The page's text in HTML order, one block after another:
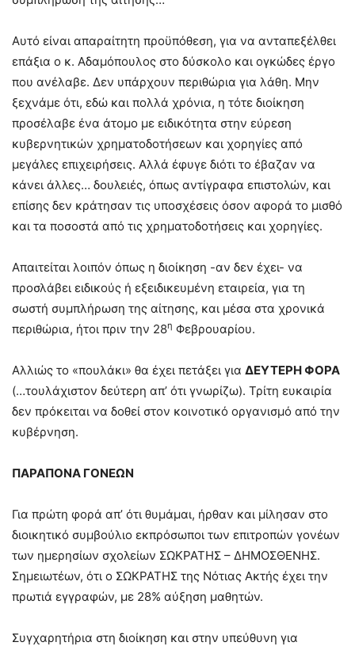
Αυτό είναι απαραίτητη προϋπόθεση, για να ανταπεξέλθει
επάξια ο κ. Αδαμόπουλος στο δύσκολο και ογκώδες έργο
που ανέλαβε. Δεν υπάρχουν περιθώρια για λάθη. Μην
ξεχνάμε ότι, εδώ και πολλά χρόνια, η τότε διοίκηση
προσέλαβε ένα άτομο με ειδικότητα στην εύρεση
κυβερνητικών χρηματοδοτήσεων και χορηγίες από
μεγάλες επιχειρήσεις. Αλλά έφυγε διότι το έβαζαν να
κάνει άλλες… δουλειές, όπως αντίγραφα επιστολών, και
επίσης δεν κράτησαν τις υποσχέσεις όσον αφορά το μισθό
και τα ποσοστά από τις χρηματοδοτήσεις και χορηγίες.
Απαιτείται λοιπόν όπως η διοίκηση -αν δεν έχει- να
προσλάβει ειδικούς ή εξειδικευμένη εταιρεία, για τη
σωστή συμπλήρωση της αίτησης, και μέσα στα χρονικά
περιθώρια, ήτοι πριν την 28η Φεβρουαρίου.
Αλλιώς το «πουλάκι» θα έχει πετάξει για ΔΕΥΤΕΡΗ ΦΟΡΑ
(…τουλάχιστον δεύτερη απ’ ότι γνωρίζω). Τρίτη ευκαιρία
δεν πρόκειται να δοθεί στον κοινοτικό οργανισμό από την
κυβέρνηση.
ΠΑΡΑΠΟΝΑ ΓΟΝΕΩΝ
Για πρώτη φορά απ’ ότι θυμάμαι, ήρθαν και μίλησαν στο
διοικητικό συμβούλιο εκπρόσωποι των επιτροπών γονέων
των ημερησίων σχολείων ΣΩΚΡΑΤΗΣ – ΔΗΜΟΣΘΕΝΗΣ.
Σημειωτέων, ότι ο ΣΩΚΡΑΤΗΣ της Νότιας Ακτής έχει την
πρωτιά εγγραφών, με 28% αύξηση μαθητών.
Συγχαρητήρια στη διοίκηση και στην υπεύθυνη για